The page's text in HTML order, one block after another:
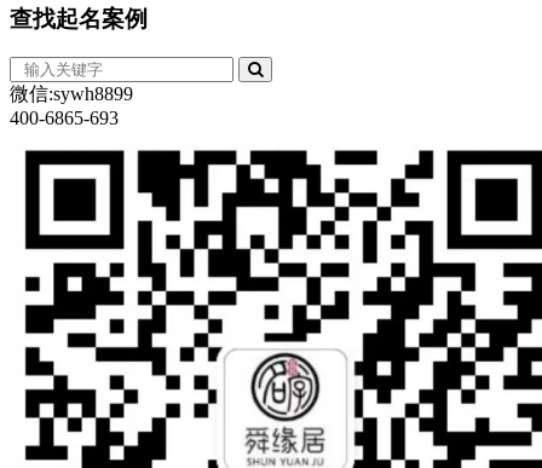
查找起名案例
微信:sywh8899
400-6865-693